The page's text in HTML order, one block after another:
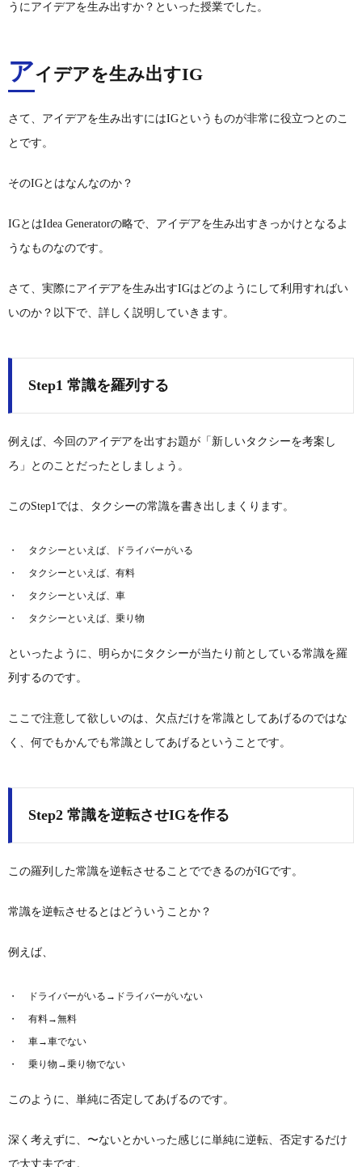
うにアイデアを生み出すか？といった授業でした。
アイデアを生み出すIG
さて、アイデアを生み出すにはIGというものが非常に役立つとのこ
とです。
そのIGとはなんなのか？
IGとはIdea Generatorの略で、アイデアを生み出すきっかけとなるよ
うなものなのです。
さて、実際にアイデアを生み出すIGはどのようにして利用すればい
いのか？以下で、詳しく説明していきます。
Step1 常識を羅列する
例えば、今回のアイデアを出すお題が「新しいタクシーを考案し
ろ」とのことだったとしましょう。
このStep1では、タクシーの常識を書き出しまくります。
タクシーといえば、ドライバーがいる
タクシーといえば、有料
タクシーといえば、車
タクシーといえば、乗り物
といったように、明らかにタクシーが当たり前としている常識を羅
列するのです。
ここで注意して欲しいのは、欠点だけを常識としてあげるのではな
く、何でもかんでも常識としてあげるということです。
Step2 常識を逆転させIGを作る
この羅列した常識を逆転させることでできるのがIGです。
常識を逆転させるとはどういうことか？
例えば、
ドライバーがいる→ドライバーがいない
有料→無料
車→車でない
乗り物→乗り物でない
このように、単純に否定してあげるのです。
深く考えずに、〜ないとかいった感じに単純に逆転、否定するだけ
で大丈夫です。